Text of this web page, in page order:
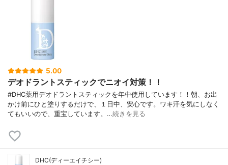
5.00
デオドラントスティックでニオイ対策！！
#DHC薬用デオドラントスティックを年中使用しています！！朝、お出
かけ前にひと塗りするだけで、１日中、安心です。ワキ汗を気にしなく
てもいいので、重宝しています。…続きを見る
DHC(ディーエイチシー)